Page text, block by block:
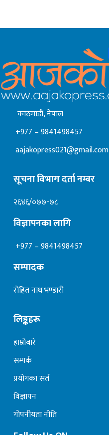
काठमाडाैं, नेपाल
+977 – 9841498457
aajakopress021@gmail.com
सूचना विभाग दर्ता नम्बर
२६४६/०७७-७८
विज्ञापनका लागि
+977 – 9841498457
सम्पादक
रोहित नाथ भण्डारी
लिङ्कहरू
हाम्रोबारे
सम्पर्क
प्रयोगका सर्त
विज्ञापन
गोपनीयता नीति